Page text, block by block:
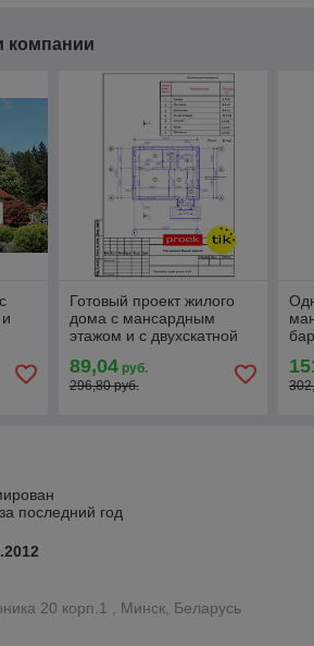
компании
Готовый проект жилого
дома с мансардным
этажом и с двухскатной
89,04руб.
296,80 руб.
последний год
20 корп.1 , Минск, Беларусь